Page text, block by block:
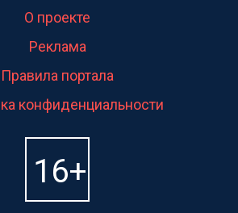
О проекте
Реклама
Правила портала
конфиденциальности